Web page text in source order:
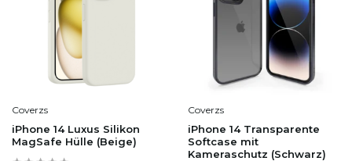
Coverzs
iPhone 14 Luxus Silikon
MagSafe Hülle (Beige)
Coverzs
iPhone 14 Transparente
Softcase mit
Kameraschutz (Schwarz)